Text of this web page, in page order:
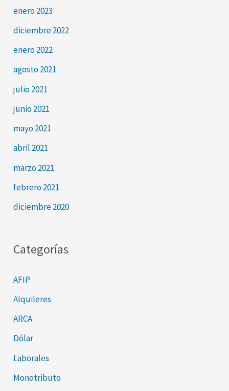
enero 2023
diciembre 2022
enero 2022
agosto 2021
julio 2021
junio 2021
mayo 2021
abril 2021
marzo 2021
febrero 2021
diciembre 2020
Categorías
AFIP
Alquileres
ARCA
Dólar
Laborales
Monotributo